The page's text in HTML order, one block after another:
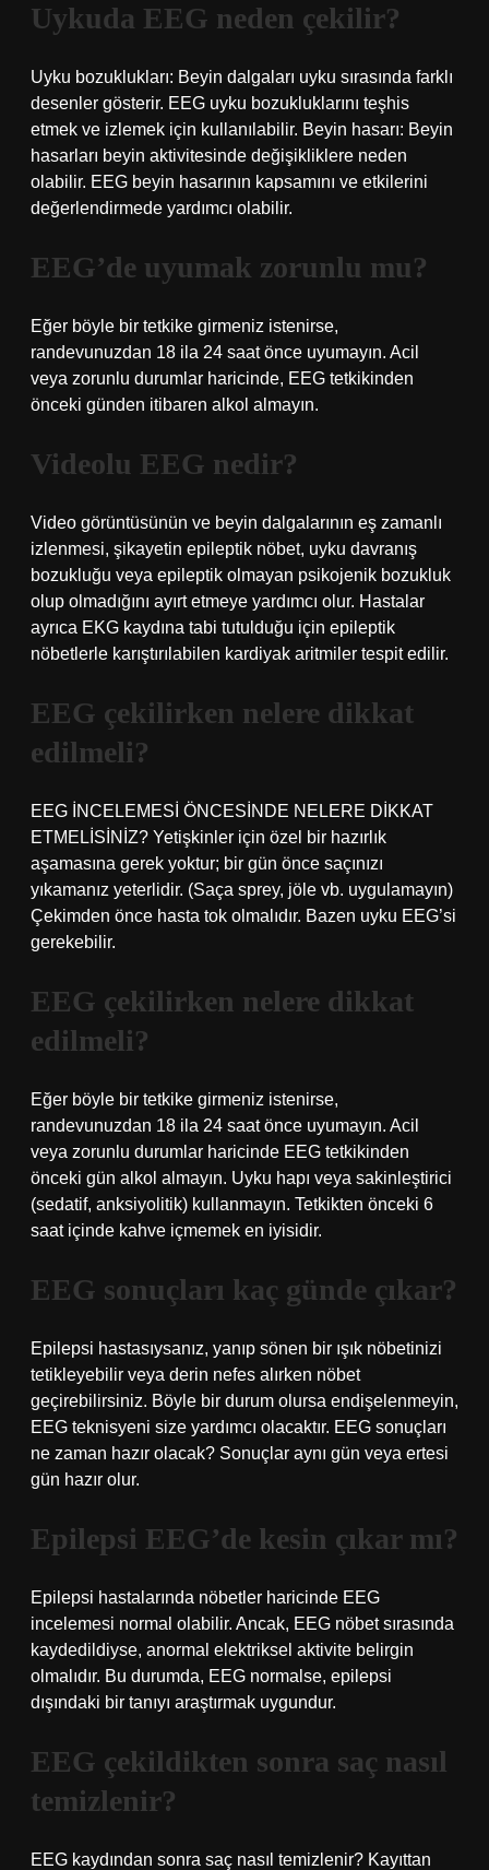
Uykuda EEG neden çekilir?
Uyku bozuklukları: Beyin dalgaları uyku sırasında farklı
desenler gösterir. EEG uyku bozukluklarını teşhis
etmek ve izlemek için kullanılabilir. Beyin hasarı: Beyin
hasarları beyin aktivitesinde değişikliklere neden
olabilir. EEG beyin hasarının kapsamını ve etkilerini
değerlendirmede yardımcı olabilir.
EEG’de uyumak zorunlu mu?
Eğer böyle bir tetkike girmeniz istenirse,
randevunuzdan 18 ila 24 saat önce uyumayın. Acil
veya zorunlu durumlar haricinde, EEG tetkikinden
önceki günden itibaren alkol almayın.
Videolu EEG nedir?
Video görüntüsünün ve beyin dalgalarının eş zamanlı
izlenmesi, şikayetin epileptik nöbet, uyku davranış
bozukluğu veya epileptik olmayan psikojenik bozukluk
olup olmadığını ayırt etmeye yardımcı olur. Hastalar
ayrıca EKG kaydına tabi tutulduğu için epileptik
nöbetlerle karıştırılabilen kardiyak aritmiler tespit edilir.
EEG çekilirken nelere dikkat
edilmeli?
EEG İNCELEMESİ ÖNCESİNDE NELERE DİKKAT
ETMELİSİNİZ? Yetişkinler için özel bir hazırlık
aşamasına gerek yoktur; bir gün önce saçınızı
yıkamanız yeterlidir. (Saça sprey, jöle vb. uygulamayın)
Çekimden önce hasta tok olmalıdır. Bazen uyku EEG’si
gerekebilir.
EEG çekilirken nelere dikkat
edilmeli?
Eğer böyle bir tetkike girmeniz istenirse,
randevunuzdan 18 ila 24 saat önce uyumayın. Acil
veya zorunlu durumlar haricinde EEG tetkikinden
önceki gün alkol almayın. Uyku hapı veya sakinleştirici
(sedatif, anksiyolitik) kullanmayın. Tetkikten önceki 6
saat içinde kahve içmemek en iyisidir.
EEG sonuçları kaç günde çıkar?
Epilepsi hastasıysanız, yanıp sönen bir ışık nöbetinizi
tetikleyebilir veya derin nefes alırken nöbet
geçirebilirsiniz. Böyle bir durum olursa endişelenmeyin,
EEG teknisyeni size yardımcı olacaktır. EEG sonuçları
ne zaman hazır olacak? Sonuçlar aynı gün veya ertesi
gün hazır olur.
Epilepsi EEG’de kesin çıkar mı?
Epilepsi hastalarında nöbetler haricinde EEG
incelemesi normal olabilir. Ancak, EEG nöbet sırasında
kaydedildiyse, anormal elektriksel aktivite belirgin
olmalıdır. Bu durumda, EEG normalse, epilepsi
dışındaki bir tanıyı araştırmak uygundur.
EEG çekildikten sonra saç nasıl
temizlenir?
EEG kaydından sonra saç nasıl temizlenir? Kayıttan